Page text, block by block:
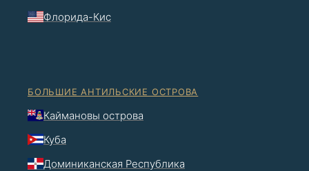
Флорида-Кис
БОЛЬШИЕ АНТИЛЬСКИЕ ОСТРОВА
Каймановы острова
Куба
Доминиканская Республика